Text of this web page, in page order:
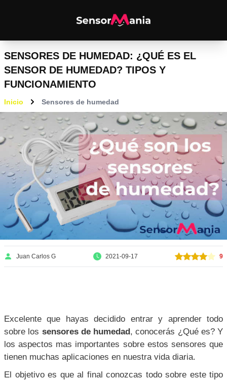
SENSORES DE HUMEDAD: ¿QUÉ ES EL
SENSOR DE HUMEDAD? TIPOS Y
FUNCIONAMIENTO
Inicio Sensores de humedad
Juan Carlos G 2021-09-17 9
Excelente que hayas decidido entrar y aprender todo
sobre los sensores de humedad, conocerás ¿Qué es? Y
los aspectos mas importantes sobre estos sensores que
tienen muchas aplicaciones en nuestra vida diaria.
El objetivo es que al final conozcas todo sobre este tipo